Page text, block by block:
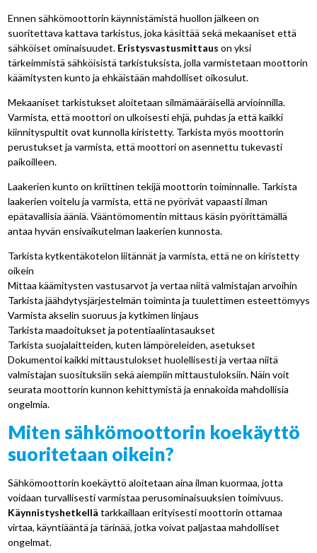
Ennen sähkömoottorin käynnistämistä huollon jälkeen on
suoritettava kattava tarkistus, joka käsittää sekä mekaaniset että
sähköiset ominaisuudet. Eristysvastusmittaus on yksi
tärkeimmistä sähköisistä tarkistuksista, jolla varmistetaan moottorin
käämitysten kunto ja ehkäistään mahdolliset oikosulut.
Mekaaniset tarkistukset aloitetaan silmämääräisellä arvioinnilla.
Varmista, että moottori on ulkoisesti ehjä, puhdas ja että kaikki
kiinnityspultit ovat kunnolla kiristetty. Tarkista myös moottorin
perustukset ja varmista, että moottori on asennettu tukevasti
paikoilleen.
Laakerien kunto on kriittinen tekijä moottorin toiminnalle. Tarkista
laakerien voitelu ja varmista, että ne pyörivät vapaasti ilman
epätavallisia ääniä. Vääntömomentin mittaus käsin pyörittämällä
antaa hyvän ensivaikutelman laakerien kunnosta.
Tarkista kytkentäkotelon liitännät ja varmista, että ne on kiristetty
oikein
Mittaa käämitysten vastusarvot ja vertaa niitä valmistajan arvoihin
Tarkista jäähdytysjärjestelmän toiminta ja tuulettimen esteettömyys
Varmista akselin suoruus ja kytkimen linjaus
Tarkista maadoitukset ja potentiaalintasaukset
Tarkista suojalaitteiden, kuten lämpöreleiden, asetukset
Dokumentoi kaikki mittaustulokset huolellisesti ja vertaa niitä
valmistajan suosituksiin sekä aiempiin mittaustuloksiin. Näin voit
seurata moottorin kunnon kehittymistä ja ennakoida mahdollisia
ongelmia.
Miten sähkömoottorin koekäyttö
suoritetaan oikein?
Sähkömoottorin koekäyttö aloitetaan aina ilman kuormaa, jotta
voidaan turvallisesti varmistaa perusominaisuuksien toimivuus.
Käynnistyshetkellä tarkkaillaan erityisesti moottorin ottamaa
virtaa, käyntiääntä ja tärinää, jotka voivat paljastaa mahdolliset
ongelmat.